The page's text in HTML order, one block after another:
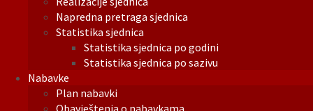
Napredna pretraga sjednica
Statistika sjednica
Statistika sjednica po godini
Statistika sjednica po sazivu
Nabavke
Plan nabavki